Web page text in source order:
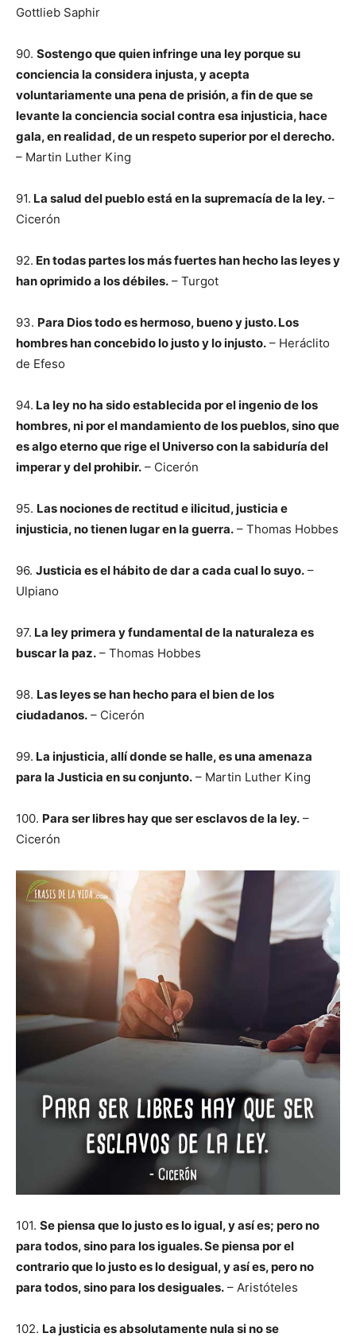
Gottlieb Saphir
90. Sostengo que quien infringe una ley porque su
conciencia la considera injusta, y acepta
voluntariamente una pena de prisión, a fin de que se
levante la conciencia social contra esa injusticia, hace
gala, en realidad, de un respeto superior por el derecho.
– Martin Luther King
91. La salud del pueblo está en la supremacía de la ley. –
Cicerón
92. En todas partes los más fuertes han hecho las leyes y
han oprimido a los débiles. – Turgot
93. Para Dios todo es hermoso, bueno y justo. Los
hombres han concebido lo justo y lo injusto. – Heráclito
de Efeso
94. La ley no ha sido establecida por el ingenio de los
hombres, ni por el mandamiento de los pueblos, sino que
es algo eterno que rige el Universo con la sabiduría del
imperar y del prohibir. – Cicerón
95. Las nociones de rectitud e ilicitud, justicia e
injusticia, no tienen lugar en la guerra. – Thomas Hobbes
96. Justicia es el hábito de dar a cada cual lo suyo. –
Ulpiano
97. La ley primera y fundamental de la naturaleza es
buscar la paz. – Thomas Hobbes
98. Las leyes se han hecho para el bien de los
ciudadanos. – Cicerón
99. La injusticia, allí donde se halle, es una amenaza
para la Justicia en su conjunto. – Martin Luther King
100. Para ser libres hay que ser esclavos de la ley. –
Cicerón
101. Se piensa que lo justo es lo igual, y así es; pero no
para todos, sino para los iguales. Se piensa por el
contrario que lo justo es lo desigual, y así es, pero no
para todos, sino para los desiguales. – Aristóteles
102. La justicia es absolutamente nula si no se